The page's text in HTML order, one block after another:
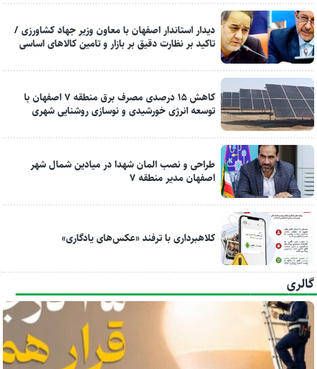
دیدار استاندار اصفهان با معاون وزیر جهاد کشاورزی /
تاکید بر نظارت دقیق بر بازار و تامین کالاهای اساسی
کاهش ۱۵ درصدی مصرف برق منطقه ۷ اصفهان با
توسعه انرژی خورشیدی و نوسازی روشنایی شهری
طراحی و نصب المان شهدا در میادین شمال شهر
اصفهان مدیر منطقه ۷
کلاهبرداری با ترفند «عکس‌های یادگاری»
گالری